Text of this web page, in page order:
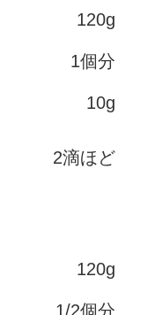
120g
1個分
10g
2滴ほど
120g
1/2個分